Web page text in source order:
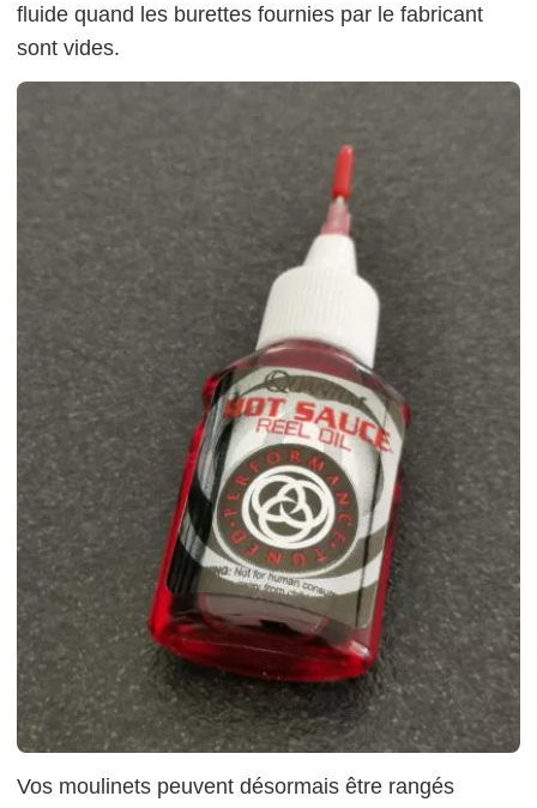
fluide quand les burettes fournies par le fabricant
sont vides.
Vos moulinets peuvent désormais être rangés